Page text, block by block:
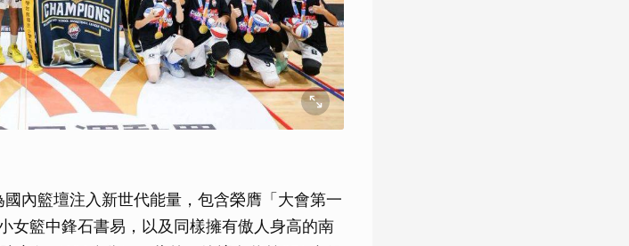
內籃壇注入新世代能量，包含榮膺「大會第一
女籃中鋒石書易，以及同樣擁有傲人身高的南